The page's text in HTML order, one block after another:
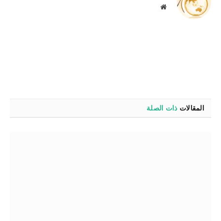
موقع
المقالات ذات الصلة